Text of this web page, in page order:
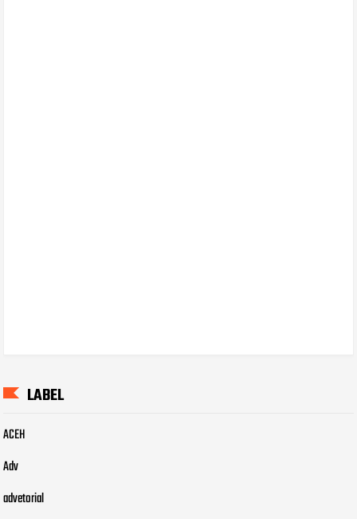
LABEL
ACEH
Adv
advetorial